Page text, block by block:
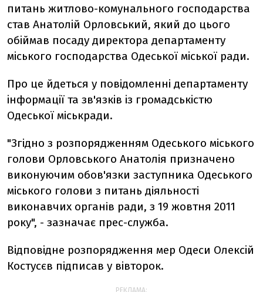
питань житлово-комунального господарства
став Анатолiй Орловський, який до цього
обiймав посаду директора департаменту
мiського господарства Одеської мiської ради.
Про це йдеться у повідомленні департаменту
iнформацiї та зв'язкiв iз громадськiстю
Одеської міськради.
"Згідно з розпорядженням Одеського міського
голови Орловського Анатолія призначено
виконуючим обов'язки заступника Одеського
міського голови з питань діяльності
виконавчих органів ради, з 19 жовтня 2011
року", - зазначає прес-служба.
Вiдповiдне розпорядження мер Одеси Олексiй
Костусєв підписав у вівторок.
РЕКЛАМА: